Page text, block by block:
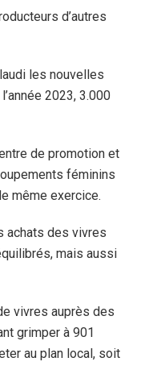
d’autres
les nouvelles
2023, 3.000
de promotion et
féminins
même exercice.
achats des vivres
mais aussi
vivres auprès des
grimper à 901
au plan local, soit